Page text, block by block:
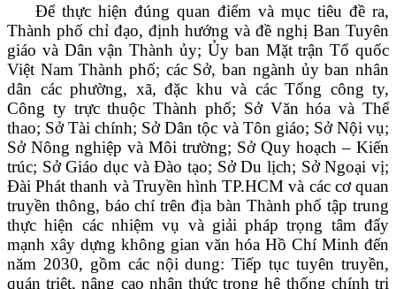
Để thực hiện đúng quan điểm và mục tiêu đề ra,
Thành phố chỉ đạo, định hướng và đề nghị Ban Tuyên
giáo và Dân vận Thành ủy; Ủy ban Mặt trận Tổ quốc
Việt Nam Thành phố; các Sở, ban ngành ủy ban nhân
dân các phường, xã, đặc khu và các Tổng công ty,
Công ty trực thuộc Thành phố; Sở Văn hóa và Thể
thao; Sở Tài chính; Sở Dân tộc và Tôn giáo; Sở Nội vụ;
Sở Nông nghiệp và Môi trường; Sở Quy hoạch – Kiến
trúc; Sở Giáo dục và Đào tạo; Sở Du lịch; Sở Ngoại vị;
Đài Phát thanh và Truyền hình TP.HCM và các cơ quan
truyền thông, báo chí trên địa bàn Thành phố tập trung
thực hiện các nhiệm vụ và giải pháp trọng tâm đẩy
mạnh xây dựng không gian văn hóa Hồ Chí Minh đến
năm 2030, gồm các nội dung: Tiếp tục tuyên truyền,
quán triệt, nâng cao nhận thức trong hệ thống chính trị